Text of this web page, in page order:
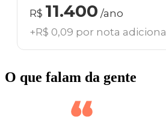
R$ 11.400 /ano
+R$ 0,09 por nota adicional
O que falam da gente